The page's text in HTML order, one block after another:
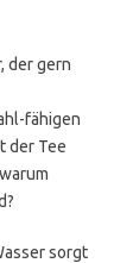
der gern
fähigen
der Tee
sorgt